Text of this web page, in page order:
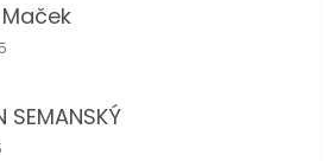
obchodu je 5 z 5 hvězdiček.
SEMANSKÝ
obchodu je 5 z 5 hvězdiček.